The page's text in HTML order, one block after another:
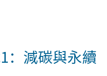
：減碳與永續